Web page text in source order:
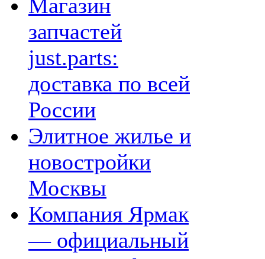
Магазин
запчастей
just.parts:
доставка по всей
России
Элитное жилье и
новостройки
Москвы
Компания Ярмак
— официальный